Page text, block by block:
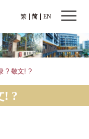
繁 EN
简
? 敬文! ?
! ?